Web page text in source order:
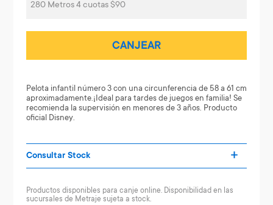
280 Metros 4 cuotas $90
CANJEAR
Pelota infantil número 3 con una circunferencia de 58 a 61 cm
aproximadamente.¡Ideal para tardes de juegos en familia! Se
recomienda la supervisión en menores de 3 años. Producto
oficial Disney.
Consultar Stock
Productos disponibles para canje online. Disponibilidad en las
sucursales de Metraje sujeta a stock.